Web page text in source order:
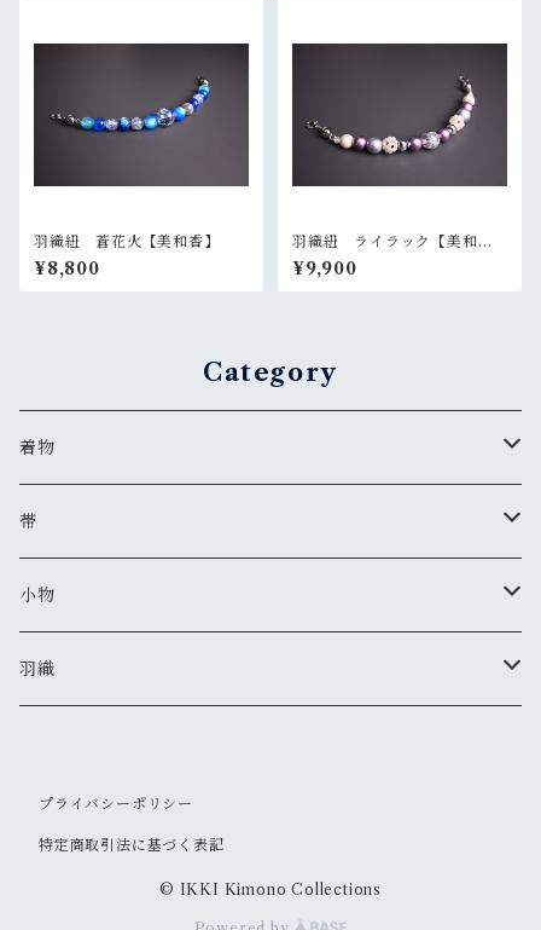
羽織紐 蒼花火【美和香】
¥8,800
羽織紐 ライラック【美和
香】
¥9,900
Category
着物
夏着物
セオアルファ(レディース)
セオアルファ(メンズ)
帯
半巾帯
小物
美和香
ピアス・イヤリング
羽織
セオアルファ(メンズ)
プライバシーポリシー
特定商取引法に基づく表記
© IKKI Kimono Collections